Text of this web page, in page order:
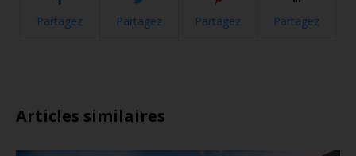
Partagez Partagez Partagez Partagez
Articles similaires